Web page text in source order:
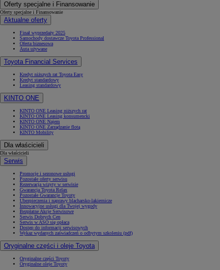
Oferty specjalne i Finansowanie
Oferty specjalne i Finansowanie
Aktualne oferty
Finał wyprzedaży 2025
Samochody dostawcze Toyota Professional
Oferta biznesowa
Auta używane
Toyota Financial Services
Kredyt niższych rat Toyota Easy
Kredyt standardowy
Leasing standardowy
KINTO ONE
KINTO ONE Leasing niższych rat
KINTO ONE Leasing konsumencki
KINTO ONE Najem
KINTO ONE Zarządzanie flotą
KINTO Mobility
Dla właścicieli
Dla właścicieli
Serwis
Promocje i sezonowe usługi
Pozostałe oferty serwisu
Rezerwacja wizyty w serwisie
Gwarancja Toyota Relax
Pozostałe Gwarancje Toyoty
Ubezpieczenia i naprawy blacharsko-lakiernicze
Innowacyjne usługi dla Twojej wygody
Bezpłatne Akcje Serwisowe
Serwis Dobrych Cen
Serwis w ASO się opłaca
Dostęp do informacji serwisowych
Wykaz wydanych zaświadczeń o odbytym szkoleniu (pdf)
Oryginalne części i oleje Toyota
Oryginalne części Toyoty
Oryginalne oleje Toyoty